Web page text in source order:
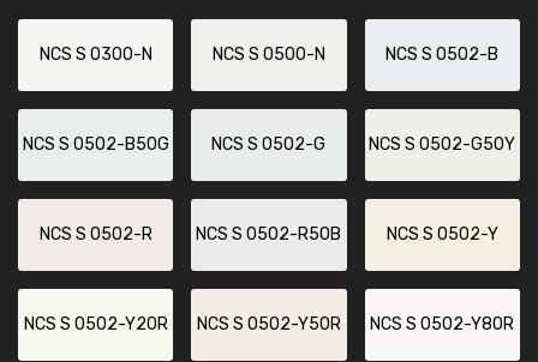
NCS S 0300-N NCS S 0500-N NCS S 0502-B
NCS S 0502-B50G NCS S 0502-G NCS S 0502-G50Y
NCS S 0502-R NCS S 0502-R50B NCS S 0502-Y
NCS S 0502-Y20R NCS S 0502-Y50R NCS S 0502-Y80R